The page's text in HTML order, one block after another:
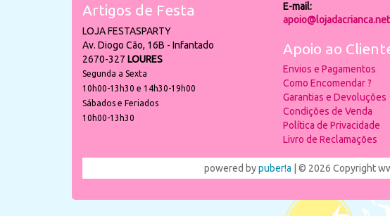
Artigos de Festa
LOJA FESTASPARTY
Av. Diogo Cão, 16B - Infantado
2670-327 LOURES
Segunda a Sexta
10h00-13h30 e 14h30-19h00
Sábados e Feriados
10h00-13h30
E-mail:
apoio@lojadacrianca.net
Apoio ao
Envios e Pagamentos
Como Encomendar ?
Garantias e Devoluções
Condições de Venda
Política de Privacidade
Livro de Reclamações
powered bypuber!a | © 2026 Copyright